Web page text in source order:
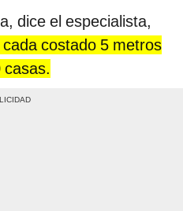
dice el especialista,
costado 5 metros
casas.